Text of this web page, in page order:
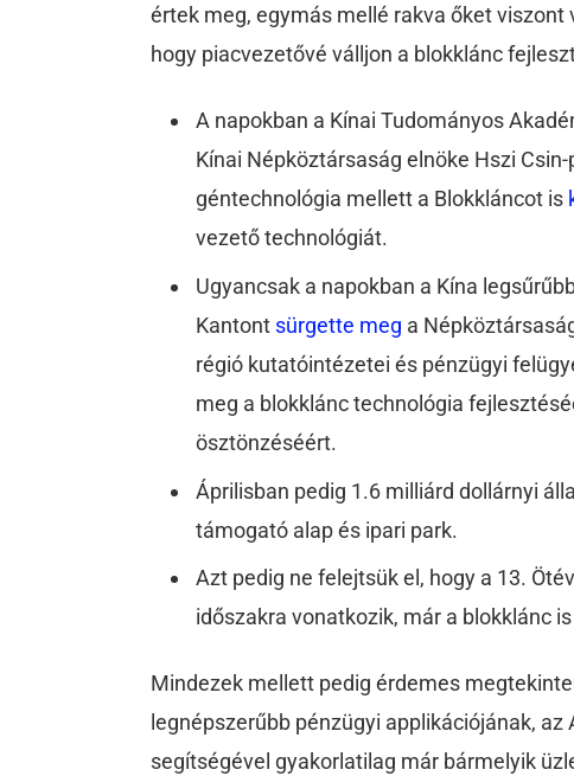
értek meg, egymás mellé rakva őket
hogy piacvezetővé válljon a blokklánc
A napokban a Kínai Tudományos
Kínai Népköztársaság elnöke Hszi
géntechnológia mellett a Blokkláncot is
vezető technológiát.
Ugyancsak a napokban a Kína
Kantont sürgette meg a
régió kutatóintézetei és pénzügyi
meg a blokklánc technológia
ösztönzéséért.
Áprilisban pedig 1.6 milliárd dollárnyi
támogató alap és ipari park.
Azt pedig ne felejtsük el, hogy a 13.
időszakra vonatkozik, már a blokklánc is
Mindezek mellett pedig érdemes
legnépszerűbb pénzügyi applikációjának,
segítségével gyakorlatilag már bármelyik